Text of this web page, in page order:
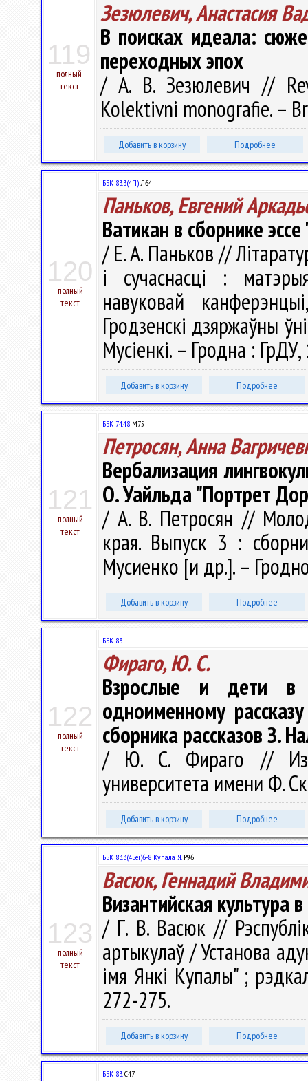
119
полный
текст
Зезюлевич, Анастасия
В поисках идеала:
переходных эпох
/ А. В. Зезюлевич //
Kolektivni monografie. –
Добавить в корзину Подробнее
120
полный
текст
ББК 83.3(4П)Л64
Паньков, Евгений
Ватикан в сборнике
/ Е. А. Паньков //
і сучаснасці :
навуковай
Гродзенскi дзяржаўны
Мусіенкі. – Гродна :
Добавить в корзину Подробнее
121
полный
текст
ББК 74.48 М75
Петросян, Анна
Вербализация
О. Уайльда "Портрет
/ А. В. Петросян //
края. Выпуск 3 :
Мусиенко [и др.]. –
Добавить в корзину Подробнее
122
полный
текст
ББК 83.
Фираго, Ю. С.
Взрослые и дети в
одноименному
сборника рассказов З.
/ Ю. С. Фираго //
университета имени Ф.
Добавить в корзину Подробнее
123
полный
текст
ББК 83.3(4Беі)6-8 Купала Я.Р96
Васюк, Геннадий
Византийская культура
/ Г. В. Васюк //
артыкулаў / Установа
імя Янкі Купалы" ;
272-275.
Добавить в корзину Подробнее
ББК 83.С47